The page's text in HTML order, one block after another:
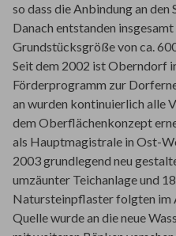
so dass die Anbindung an
Danach entstanden
Grundstücksgröße von ca.
Seit dem 2002 ist Oberndorf
Förderprogramm zur
an wurden kontinuierlich alle
dem Oberflächenkonzept
als Hauptmagistrale in Ost-
2003 grundlegend neu
umzäunter Teichanlage und
Natursteinpflaster folgten im
Quelle wurde an die neue